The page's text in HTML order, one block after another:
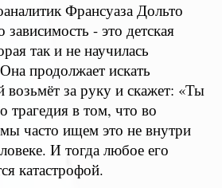
Франсуаза Дольто
- это детская
так и не научилась
продолжает искать
возьмёт за руку и скажет: «Ты
трагедия в том, что во
часто ищем это не внутри
И тогда любое его
катастрофой.